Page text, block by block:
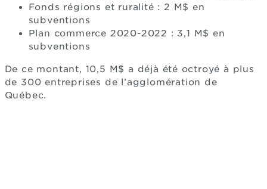
Fonds régions et ruralité : 2 M$ en
subventions
Plan commerce 2020-2022 : 3,1 M$ en
subventions
De ce montant, 10,5 M$ a déjà été octroyé à plus
de 300 entreprises de l’agglomération de
Québec.